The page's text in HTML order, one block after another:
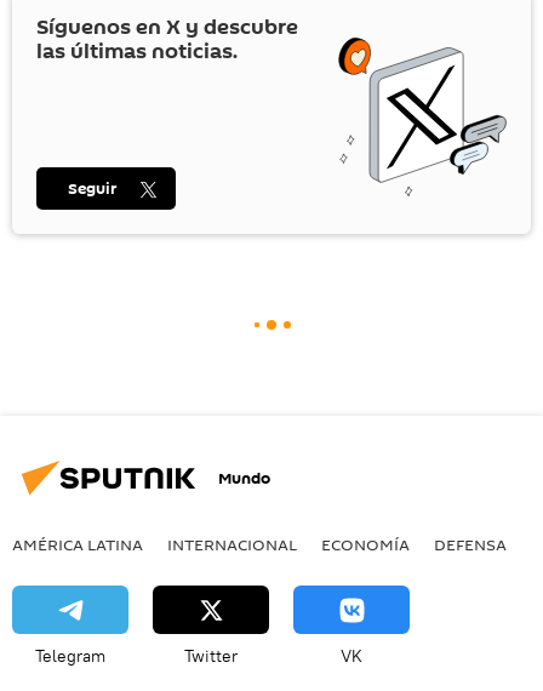
Síguenos en X y descubre
las últimas noticias.
Seguir
Mundo
AMÉRICA LATINA INTERNACIONAL ECONOMÍA DEFENSA
Telegram Twitter VK